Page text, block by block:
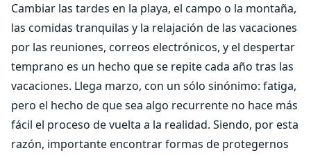
Cambiar las tardes en la playa, el campo o la montaña,
las comidas tranquilas y la relajación de las vacaciones
por las reuniones, correos electrónicos, y el despertar
temprano es un hecho que se repite cada año tras las
vacaciones. Llega marzo, con un sólo sinónimo: fatiga,
pero el hecho de que sea algo recurrente no hace más
fácil el proceso de vuelta a la realidad. Siendo, por esta
razón, importante encontrar formas de protegernos